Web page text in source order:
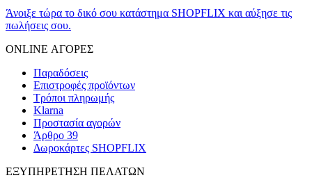
Άνοιξε τώρα το δικό σου κατάστημα SHOPFLIX και αύξησε τις
πωλήσεις σου.
ONLINE ΑΓΟΡΕΣ
Παραδόσεις
Επιστροφές προϊόντων
Τρόποι πληρωμής
Klarna
Προστασία αγορών
Άρθρο 39
Δωροκάρτες SHOPFLIX
ΕΞΥΠΗΡΕΤΗΣΗ ΠΕΛΑΤΩΝ